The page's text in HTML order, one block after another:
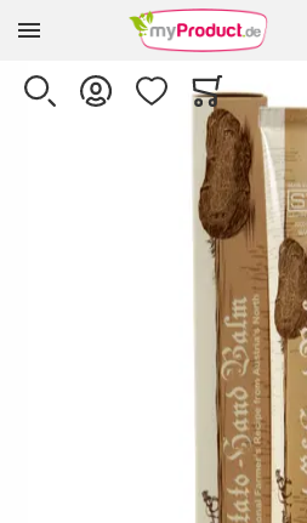
Zur Homepage
SUCHE KONTO WUNSCHLISTEWARENKORB
Minicart